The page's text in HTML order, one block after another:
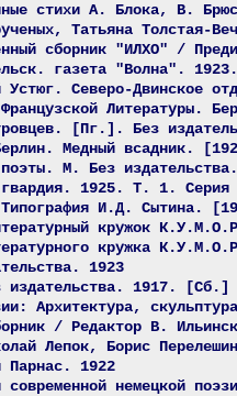
стихи А. Блока, В.
Татьяна Толстая-
сборник "ИЛХО" /
газета "Волна".
Устюг. Северо-Двинское
Литературы.
[Пг.]. Без
Медный всадник.
М. Без
1925. Т. 1. Серия
И.Д. Сытина.
кружок
кружка
1923
издательства. 1917. [Сб.]
Архитектура,
/ Редактор В.
Лепок, Борис
1922
современной немецкой